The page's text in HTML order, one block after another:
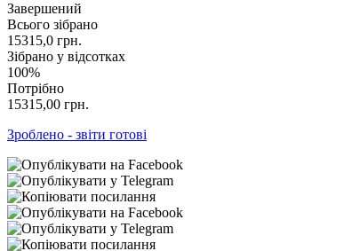
Завершений
Всього зібрано
15315,0 грн.
Зібрано у відсотках
100%
Потрібно
15315,00 грн.
Зроблено - звіти готові